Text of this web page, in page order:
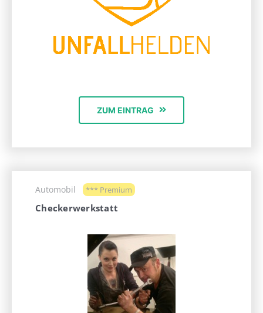
ZUM EINTRAG
Automobil *** Premium
Checkerwerkstatt